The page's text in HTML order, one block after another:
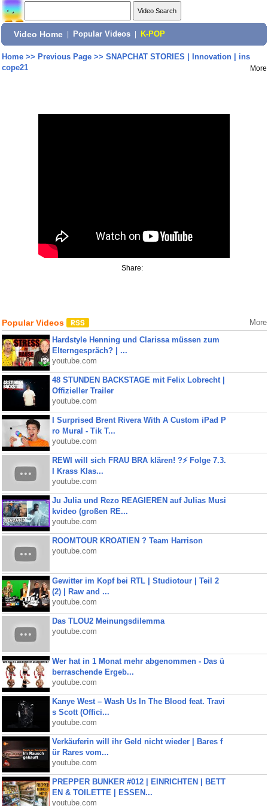
Video Home Popular Videos K-POP
Home>> Previous Page>> SNAPCHAT STORIES | Innovation | ins
cope21
More
Share:
Popular Videos More
Hardstyle Henning und Clarissa müssen zum
Elterngespräch? | ...
youtube.com
48 STUNDEN BACKSTAGE mit Felix Lobrecht |
Offizieller Trailer
youtube.com
I Surprised Brent Rivera With A Custom iPad P
ro Mural - Tik T...
youtube.com
REWI will sich FRAU BRA klären! ?⚡️ Folge 7.3.
I Krass Klas...
youtube.com
Ju Julia und Rezo REAGIEREN auf Julias Musi
kvideo (großen RE...
youtube.com
ROOMTOUR KROATIEN ? Team Harrison
youtube.com
Gewitter im Kopf bei RTL | Studiotour | Teil 2
(2) | Raw and ...
youtube.com
Das TLOU2 Meinungsdilemma
youtube.com
Wer hat in 1 Monat mehr abgenommen - Das ü
berraschende Ergeb...
youtube.com
Kanye West – Wash Us In The Blood feat. Travi
s Scott (Offici...
youtube.com
Verkäuferin will ihr Geld nicht wieder | Bares f
ür Rares vom...
youtube.com
PREPPER BUNKER #012 | EINRICHTEN | BETT
EN & TOILETTE | ESSEN...
youtube.com